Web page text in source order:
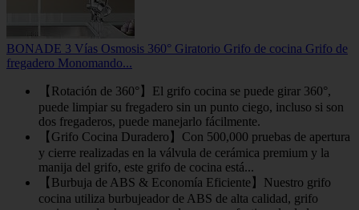
BONADE 3 Vías Osmosis 360° Giratorio Grifo de cocina Grifo de
fregadero Monomando...
【Rotación de 360°】El grifo cocina se puede girar 360°,
puede limpiar su fregadero sin un punto ciego, incluso si son
dos fregaderos, puede manejarlo fácilmente.
【Grifo Cocina Duradero】Con 500,000 pruebas de apertura
y cierre realizadas en la válvula de cerámica premium y la
manija del grifo, este grifo de cocina está...
【Burbuja de ABS & Economía Eficiente】Nuestro grifo
cocina utiliza burbujeador de ABS de alta calidad, grifo